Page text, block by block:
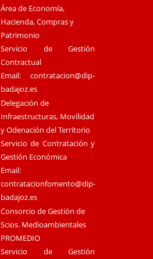
Área de Economía,
Hacienda, Compras y
Patrimonio
Servicio de Gestión
Contractual
Email:contratacion@dip-
badajoz.es
Delegación de
Infraestructuras, Movilidad
y Odenación del Territorio
Servicio de Contratación y
Gestión Económica
Email:
contratacionfomento@dip-
badajoz.es
Consorcio de Gestión de
Scios. Medioambientales
PROMEDIO
Servicio de Gestión